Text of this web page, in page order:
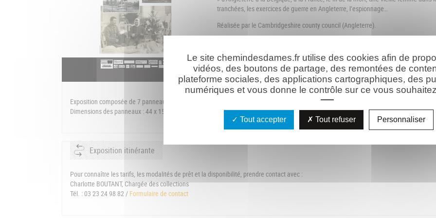
tranchées, les exercices de guerre en Angleterre, l’espionnage…
Réalisée par le Cambridgeshire county council (Angleterre).
Informations pratiques
Exposition composée de 7 panneaux bâches PVC
Dimensions des panneaux : 44 x 150 cm
Exposition itinérante
Pour connaître les tarifs, les modalités de prêt et la disponibilité, prendre contact avec :
Charlotte BOUTANT, Chargée des collections
Tél. : 03 23 24 98 82 / Formulaire de contact
Le site chemindesdames.fr utilise des cookies afin de
vidéos, des boutons de partage, des remontées de
plateforme sociales, des applications cartographiques, des
numériques et vous donne le contrôle sur ce vous
Tout accepter Tout refuser Personnaliser